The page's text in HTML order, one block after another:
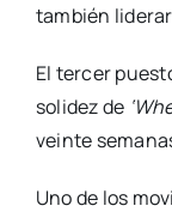
también
El tercer
solidez de
veinte
Uno de los